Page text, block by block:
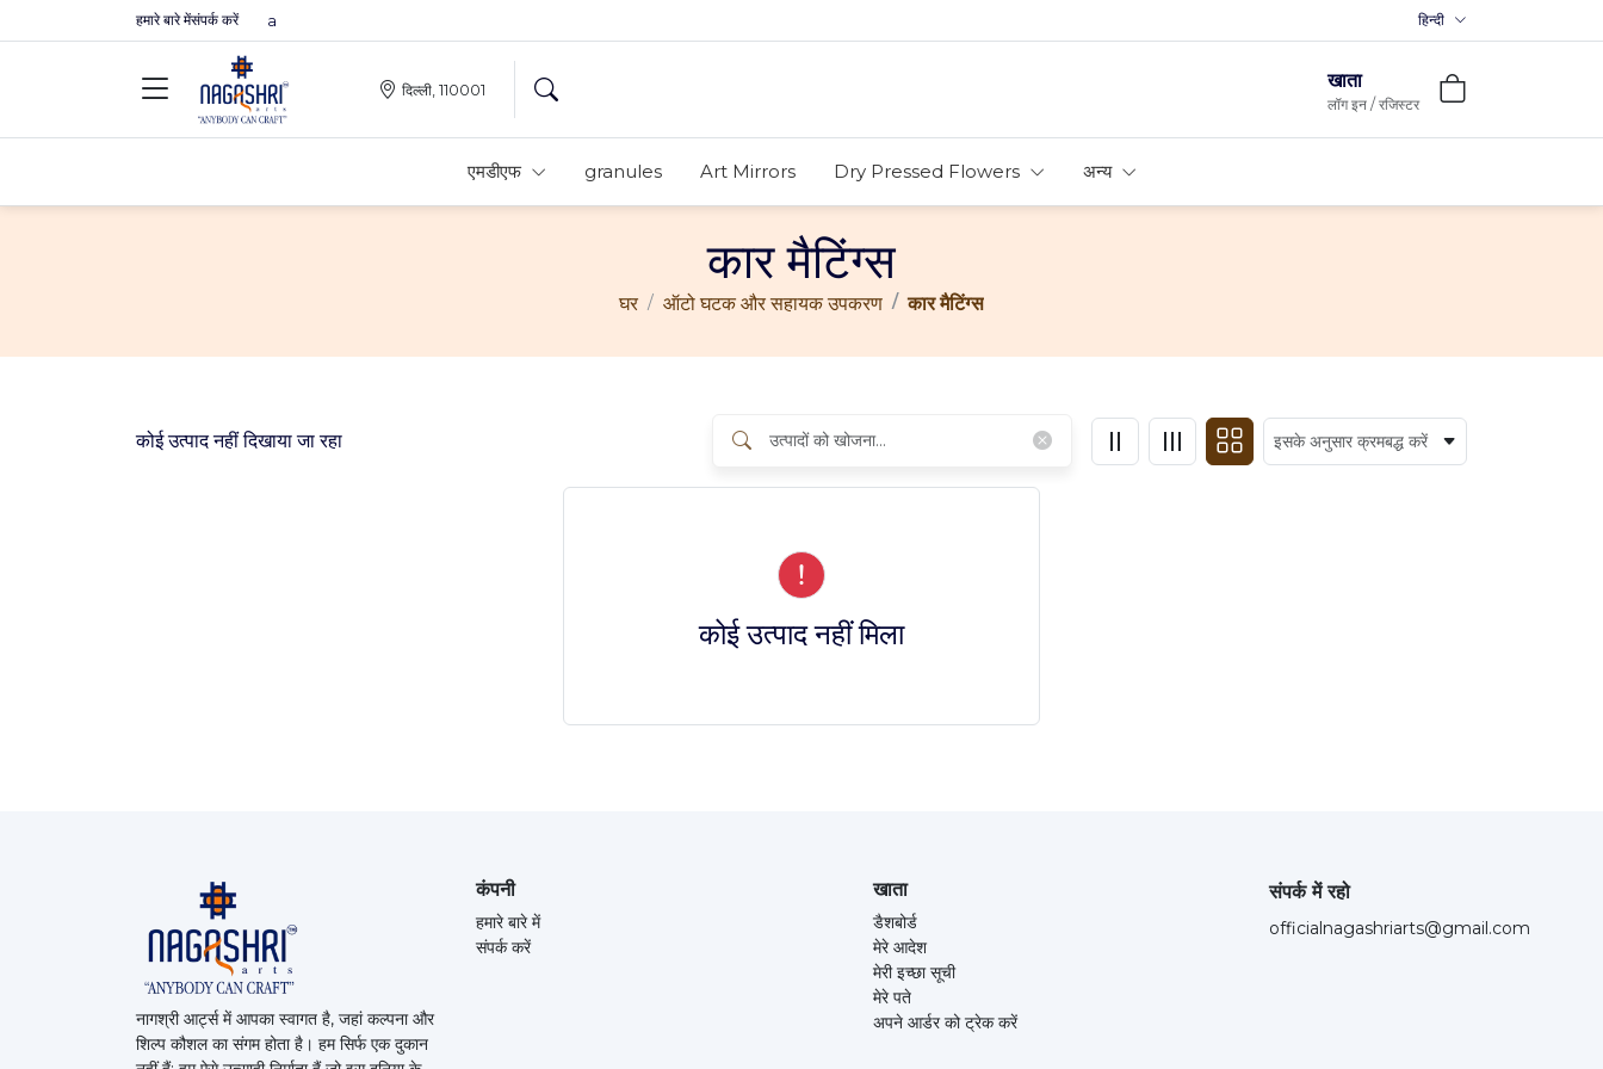
हमारे बारे मेंसंपर्क करें
Premium MDFs || Made In India हिन्दी
दिल्ली, 110001 खाता
लॉग इन / रजिस्टर
एमडीएफ granules Art Mirrors Dry Pressed Flowers अन्य
कार मैटिंग्स
घर ऑटो घटक और सहायक उपकरण कार मैटिंग्स
कोई उत्पाद नहीं दिखाया जा रहा इसके अनुसार क्रमबद्ध करें
कोई उत्पाद नहीं मिला
नागश्री आर्ट्स में आपका स्वागत है, जहां कल्पना और
शिल्प कौशल का संगम होता है। हम सिर्फ एक दुकान
कंपनी
हमारे बारे में
संपर्क करें
खाता
डैशबोर्ड
मेरे आदेश
मेरी इच्छा सूची
मेरे पते
अपने आर्डर को ट्रेक करें
संपर्क में रहो
officialnagashriarts@gmail.com